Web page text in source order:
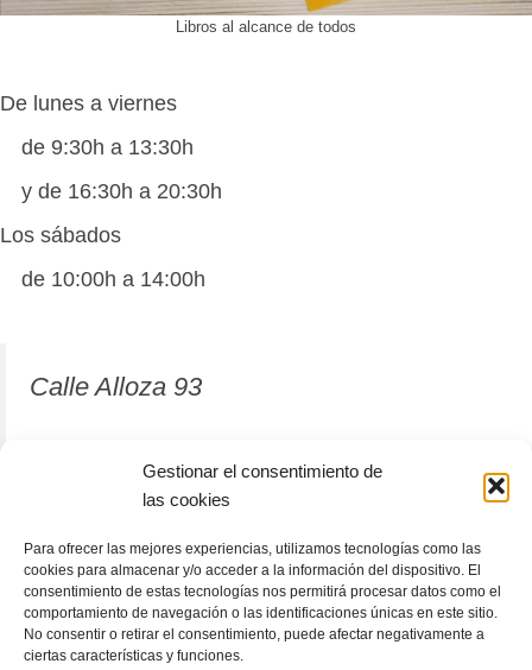
Gestionar el consentimiento de
las cookies
Para ofrecer las mejores experiencias, utilizamos tecnologías como las
cookies para almacenar y/o acceder a la información del dispositivo. El
consentimiento de estas tecnologías nos permitirá procesar datos como el
comportamiento de navegación o las identificaciones únicas en este sitio.
No consentir o retirar el consentimiento, puede afectar negativamente a
ciertas características y funciones.
Libros al alcance de todos
De lunes a viernes
de 9:30h a 13:30h
y de 16:30h a 20:30h
Los sábados
de 10:00h a 14:00h
Calle Alloza 93
12001 Castellón de la Plana
964 81 37 63